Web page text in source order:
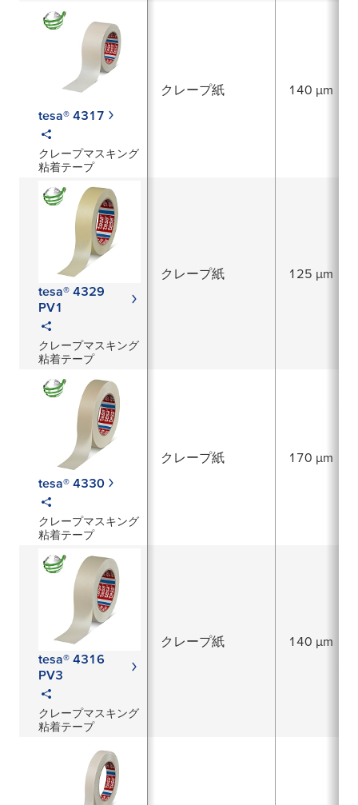
tesa® 4317
クレープマスキング
粘着テープ
クレープ紙 140 µm
tesa® 4329
PV1
クレープマスキング
粘着テープ
クレープ紙 125 µm
tesa® 4330
クレープマスキング
粘着テープ
クレープ紙 170 µm
tesa® 4316
PV3
クレープマスキング
粘着テープ
クレープ紙 140 µm